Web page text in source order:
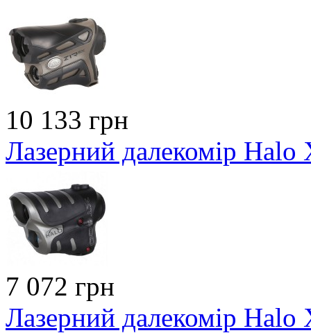
10 133 грн
Лазерний далекомір
7 072 грн
Лазерний далекомір Halo